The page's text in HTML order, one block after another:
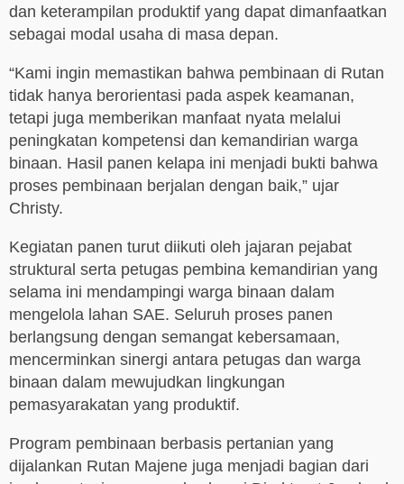
dan keterampilan produktif yang dapat dimanfaatkan
sebagai modal usaha di masa depan.
“Kami ingin memastikan bahwa pembinaan di Rutan
tidak hanya berorientasi pada aspek keamanan,
tetapi juga memberikan manfaat nyata melalui
peningkatan kompetensi dan kemandirian warga
binaan. Hasil panen kelapa ini menjadi bukti bahwa
proses pembinaan berjalan dengan baik,” ujar
Christy.
Kegiatan panen turut diikuti oleh jajaran pejabat
struktural serta petugas pembina kemandirian yang
selama ini mendampingi warga binaan dalam
mengelola lahan SAE. Seluruh proses panen
berlangsung dengan semangat kebersamaan,
mencerminkan sinergi antara petugas dan warga
binaan dalam mewujudkan lingkungan
pemasyarakatan yang produktif.
Program pembinaan berbasis pertanian yang
dijalankan Rutan Majene juga menjadi bagian dari